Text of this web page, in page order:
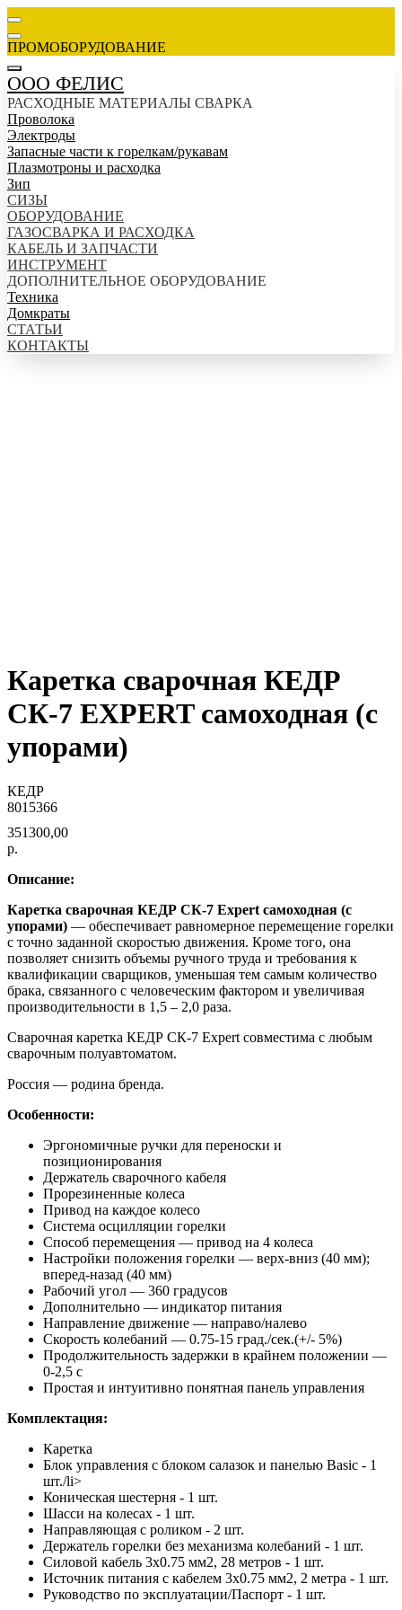
ПРОМОБОРУДОВАНИЕ
ООО ФЕЛИС
РАСХОДНЫЕ МАТЕРИАЛЫ СВАРКА
Проволока
Электроды
Запасные части к горелкам/рукавам
Плазмотроны и расходка
Зип
СИЗЫ
ОБОРУДОВАНИЕ
ГАЗОСВАРКА И РАСХОДКА
КАБЕЛЬ И ЗАПЧАСТИ
ИНСТРУМЕНТ
ДОПОЛНИТЕЛЬНОЕ ОБОРУДОВАНИЕ
Техника
Домкраты
СТАТЬИ
КОНТАКТЫ
Каретка сварочная КЕДР
СК-7 EXPERT самоходная (с
упорами)
КЕДР
8015366
351300,00
р.
Описание:
Каретка сварочная КЕДР СК-7 Expert самоходная (с
упорами) — обеспечивает равномерное перемещение горелки
с точно заданной скоростью движения. Кроме того, она
позволяет снизить объемы ручного труда и требования к
квалификации сварщиков, уменьшая тем самым количество
брака, связанного с человеческим фактором и увеличивая
производительности в 1,5 – 2,0 раза.
Сварочная каретка КЕДР СК-7 Expert совместима с любым
сварочным полуавтоматом.
Россия — родина бренда.
Особенности:
Эргономичные ручки для переноски и
позиционирования
Держатель сварочного кабеля
Прорезиненные колеса
Привод на каждое колесо
Система осцилляции горелки
Способ перемещения — привод на 4 колеса
Настройки положения горелки — верх-вниз (40 мм);
вперед-назад (40 мм)
Рабочий угол — 360 градусов
Дополнительно — индикатор питания
Направление движение — направо/налево
Скорость колебаний — 0.75-15 град./сек.(+/- 5%)
Продолжительность задержки в крайнем положении —
0-2,5 с
Простая и интуитивно понятная панель управления
Комплектация:
Каретка
Блок управления с блоком салазок и панелью Basic - 1
шт./li>
Коническая шестерня - 1 шт.
Шасси на колесах - 1 шт.
Направляющая с роликом - 2 шт.
Держатель горелки без механизма колебаний - 1 шт.
Силовой кабель 3x0.75 мм2, 28 метров - 1 шт.
Источник питания с кабелем 3x0.75 мм2, 2 метра - 1 шт.
Руководство по эксплуатации/Паспорт - 1 шт.